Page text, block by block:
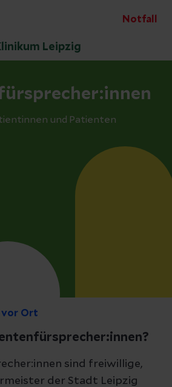
Notfall
Leipzig
und Patienten
Ort
sind freiwillige,
der Stadt Leipzig